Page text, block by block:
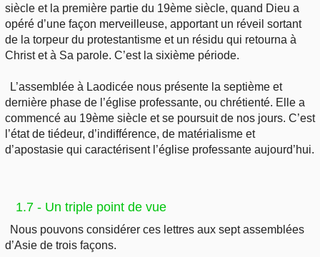
siècle et la première partie du 19ème siècle, quand Dieu a
opéré d’une façon merveilleuse, apportant un réveil sortant
de la torpeur du protestantisme et un résidu qui retourna à
Christ et à Sa parole. C’est la sixième période.
L’assemblée à Laodicée nous présente la septième et
dernière phase de l’église professante, ou chrétienté. Elle a
commencé au 19ème siècle et se poursuit de nos jours. C’est
l’état de tiédeur, d’indifférence, de matérialisme et
d’apostasie qui caractérisent l’église professante aujourd’hui.
1.7 - Un triple point de vue
Nous pouvons considérer ces lettres aux sept assemblées
d’Asie de trois façons.